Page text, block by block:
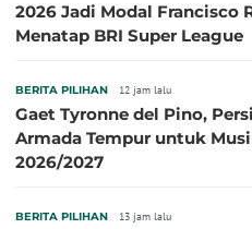
2026 Jadi Modal Francisco
Menatap BRI Super League
BERITA PILIHAN 12 jam lalu
Gaet Tyronne del Pino,
Armada Tempur untuk
2026/2027
BERITA PILIHAN 13 jam lalu